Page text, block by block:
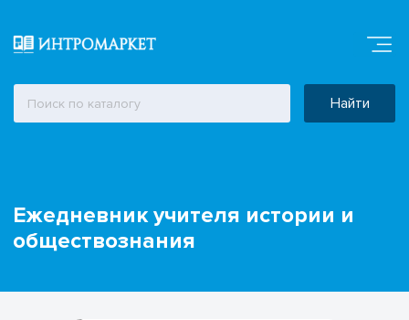
Найти
Ежедневник учителя истории и
обществознания